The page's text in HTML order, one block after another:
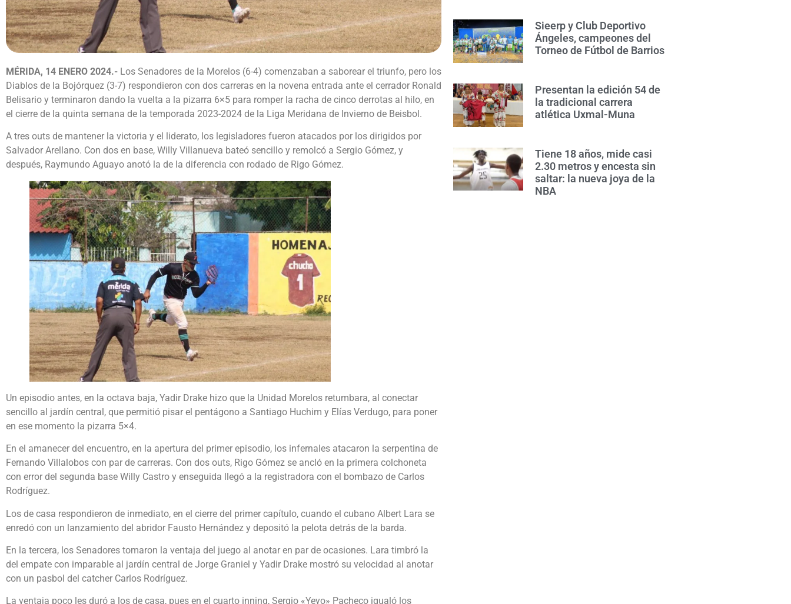
MÉRIDA, 14 ENERO 2024.- Los Senadores de la Morelos (6-4) comenzaban a saborear el triunfo, pero los
Diablos de la Bojórquez (3-7) respondieron con dos carreras en la novena entrada ante el cerrador Ronald
Belisario y terminaron dando la vuelta a la pizarra 6×5 para romper la racha de cinco derrotas al hilo, en
el cierre de la quinta semana de la temporada 2023-2024 de la Liga Meridana de Invierno de Beisbol.
A tres outs de mantener la victoria y el liderato, los legisladores fueron atacados por los dirigidos por
Salvador Arellano. Con dos en base, Willy Villanueva bateó sencillo y remolcó a Sergio Gómez, y
después, Raymundo Aguayo anotó la de la diferencia con rodado de Rigo Gómez.
Un episodio antes, en la octava baja, Yadir Drake hizo que la Unidad Morelos retumbara, al conectar
sencillo al jardín central, que permitió pisar el pentágono a Santiago Huchim y Elías Verdugo, para poner
en ese momento la pizarra 5×4.
En el amanecer del encuentro, en la apertura del primer episodio, los infernales atacaron la serpentina de
Fernando Villalobos con par de carreras. Con dos outs, Rigo Gómez se ancló en la primera colchoneta
con error del segunda base Willy Castro y enseguida llegó a la registradora con el bombazo de Carlos
Rodríguez.
Los de casa respondieron de inmediato, en el cierre del primer capítulo, cuando el cubano Albert Lara se
enredó con un lanzamiento del abridor Fausto Hernández y depositó la pelota detrás de la barda.
En la tercera, los Senadores tomaron la ventaja del juego al anotar en par de ocasiones. Lara timbró la
del empate con imparable al jardín central de Jorge Graniel y Yadir Drake mostró su velocidad al anotar
con un pasbol del catcher Carlos Rodríguez.
La ventaja poco les duró a los de casa, pues en el cuarto inning, Sergio «Yeyo» Pacheco igualó los
Sieerp y Club Deportivo
Ángeles, campeones del
Torneo de Fútbol de Barrios
Presentan la edición 54 de
la tradicional carrera
atlética Uxmal-Muna
Tiene 18 años, mide casi
2.30 metros y encesta sin
saltar: la nueva joya de la
NBA